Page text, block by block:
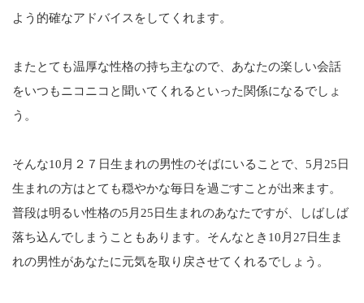
よう的確なアドバイスをしてくれます。
またとても温厚な性格の持ち主なので、あなたの楽しい会話
をいつもニコニコと聞いてくれるといった関係になるでしょ
う。
そんな10月２７日生まれの男性のそばにいることで、5月25日
生まれの方はとても穏やかな毎日を過ごすことが出来ます。
普段は明るい性格の5月25日生まれのあなたですが、しばしば
落ち込んでしまうこともあります。そんなとき10月27日生ま
れの男性があなたに元気を取り戻させてくれるでしょう。